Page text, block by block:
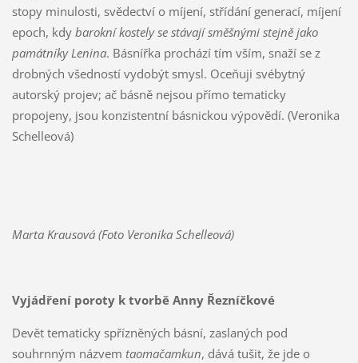
stopy minulosti, svědectví o míjení, střídání generací, míjení
epoch, kdy barokní kostely se stávají směšnými stejně jako
památníky Lenina. Básnířka prochází tím vším, snaží se z
drobných všedností vydobýt smysl. Oceňuji svébytný
autorský projev; ač básně nejsou přímo tematicky
propojeny, jsou konzistentní básnickou výpovědí. (Veronika
Schelleová)
Marta Krausová (Foto Veronika Schelleová)
Vyjádření poroty k tvorbě Anny Řezníčkové
Devět tematicky spřízněných básní, zaslaných pod
souhrnným názvem taomačamkun, dává tušit, že jde o